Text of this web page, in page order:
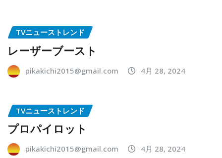
TVニューストレンド
レーザーブースト
pikakichi2015@gmail.com 4月 28, 2024
TVニューストレンド
プロパイロット
pikakichi2015@gmail.com 4月 28, 2024